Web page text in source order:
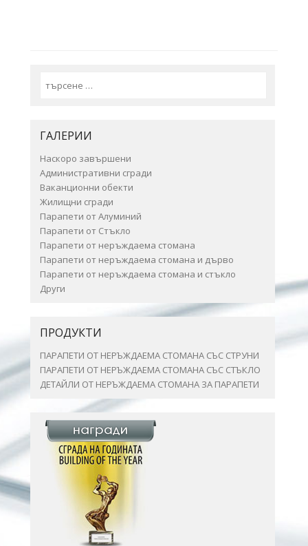
ГАЛЕРИИ
Наскоро завършени
Административни сгради
Ваканционни обекти
Жилищни сгради
Парапети от Алуминий
Парапети от Стъкло
Парапети от неръждаема стомана
Парапети от неръждаема стомана и дърво
Парапети от неръждаема стомана и стъкло
Други
ПРОДУКТИ
ПАРАПЕТИ ОТ НЕРЪЖДАЕМА СТОМАНА СЪС СТРУНИ
ПАРАПЕТИ ОТ НЕРЪЖДАЕМА СТОМАНА СЪС СТЪКЛО
ДЕТАЙЛИ ОТ НЕРЪЖДАЕМА СТОМАНА ЗА ПАРАПЕТИ